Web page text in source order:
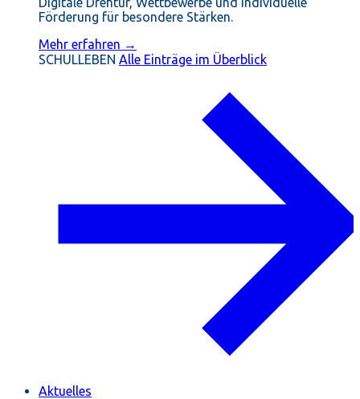
Förderung für besondere Stärken.
Mehr erfahren →
SCHULLEBEN Alle Einträge im Überblick
Aktuelles